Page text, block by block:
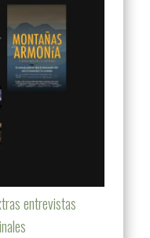
entrevistas